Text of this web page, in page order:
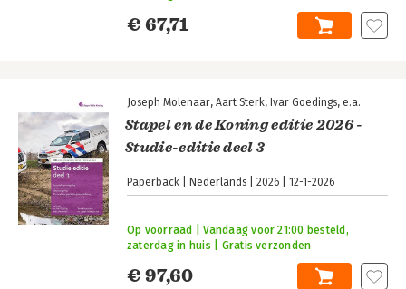
€ 67,71
Joseph Molenaar Aart Sterk Ivar Goedings e.a.
Stapel en de Koning editie 2026 -
Studie-editie deel 3
Paperback Nederlands 2026 12-1-2026
€ 97,60
Op voorraad | Vandaag voor 21:00 besteld,
zaterdag in huis | Gratis verzonden